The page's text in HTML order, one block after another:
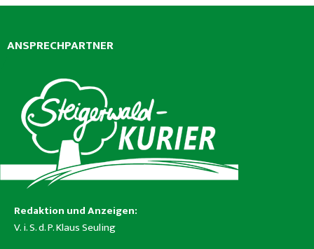
ANSPRECHPARTNER
Redaktion und Anzeigen:
V. i. S. d. P. Klaus Seuling